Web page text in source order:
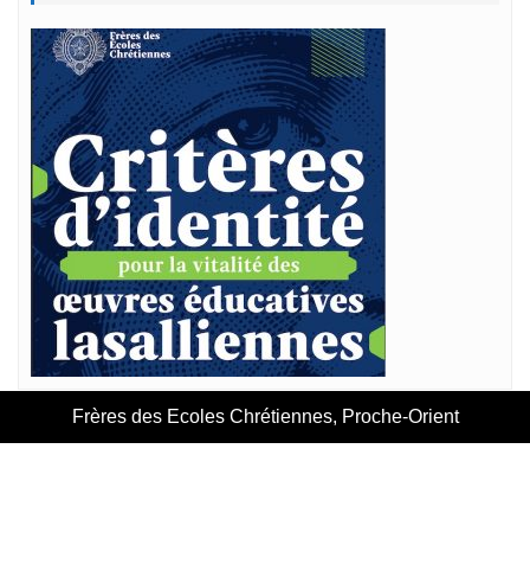
Frères des Ecoles Chrétiennes, Proche-Orient